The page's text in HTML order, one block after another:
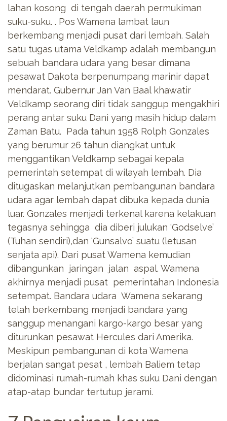
lahan kosong di tengah daerah permukiman
suku-suku. . Pos Wamena lambat laun
berkembang menjadi pusat dari lembah. Salah
satu tugas utama Veldkamp adalah membangun
sebuah bandara udara yang besar dimana
pesawat Dakota berpenumpang marinir dapat
mendarat. Gubernur Jan Van Baal khawatir
Veldkamp seorang diri tidak sanggup mengakhiri
perang antar suku Dani yang masih hidup dalam
Zaman Batu. Pada tahun 1958 Rolph Gonzales
yang berumur 26 tahun diangkat untuk
menggantikan Veldkamp sebagai kepala
pemerintah setempat di wilayah lembah. Dia
ditugaskan melanjutkan pembangunan bandara
udara agar lembah dapat dibuka kepada dunia
luar. Gonzales menjadi terkenal karena kelakuan
tegasnya sehingga dia diberi julukan ‘Godselve’
(Tuhan sendiri),dan ‘Gunsalvo’ suatu (letusan
senjata api). Dari pusat Wamena kemudian
dibangunkan jaringan jalan aspal. Wamena
akhirnya menjadi pusat pemerintahan Indonesia
setempat. Bandara udara Wamena sekarang
telah berkembang menjadi bandara yang
sanggup menangani kargo-kargo besar yang
diturunkan pesawat Hercules dari Amerika.
Meskipun pembangunan di kota Wamena
berjalan sangat pesat , lembah Baliem tetap
didominasi rumah-rumah khas suku Dani dengan
atap-atap bundar tertutup jerami.